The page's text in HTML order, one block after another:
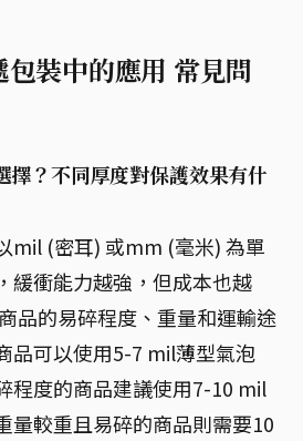
裝中的應用 常見問
擇？不同厚度對保護效果有什
mil (密耳) 或mm (毫米) 為單
緩衝能力越強，但成本也越
品的易碎程度、重量和運輸途
品可以使用5-7 mil薄型氣泡
程度的商品建議使用7-10 mil
量較重且易碎的商品則需要10